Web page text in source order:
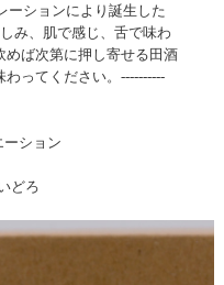
ーションにより誕生した
み、肌で感じ、舌で味わ
めば次第に押し寄せる田酒
ってください。----------
ション
どろ